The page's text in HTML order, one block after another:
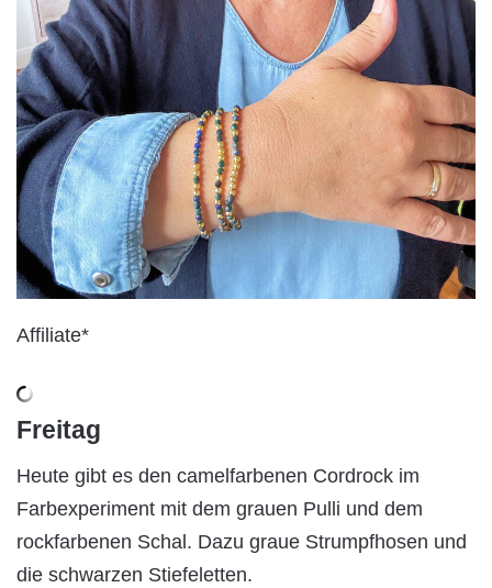
Affiliate*
Freitag
Heute gibt es den camelfarbenen Cordrock im
Farbexperiment mit dem grauen Pulli und dem
rockfarbenen Schal. Dazu graue Strumpfhosen und
die schwarzen Stiefeletten.